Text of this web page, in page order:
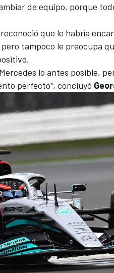
de equipo, porque
que le habría
tampoco le preocupa
lo antes posible,
perfecto", concluyó